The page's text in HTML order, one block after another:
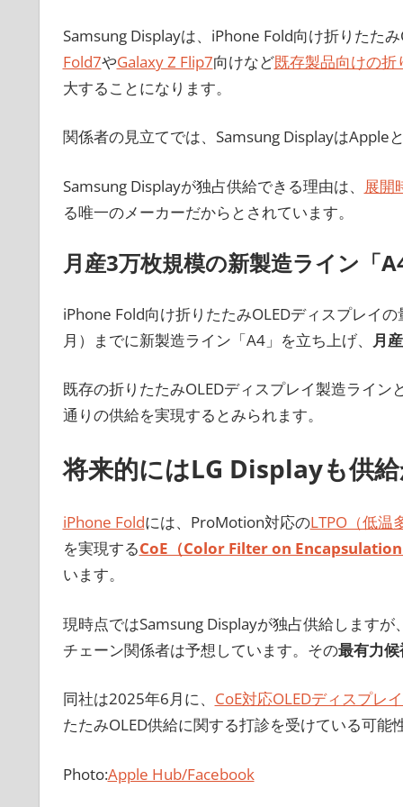
Samsung Displayは、iPhone Fold向け折りたた
Fold7やGalaxy Z Flip7向けなど既存製品向けの折
大することになります。
関係者の見立てでは、Samsung DisplayはApple
Samsung Displayが独占供給できる理由は、
展開
る唯一のメーカーだからとされています。
月産3万枚規模の新製造ライン「
iPhone Fold向け折りたたみOLEDディスプレイ
月）までに新製造ライン「A4」を立ち上げ、
月
既存の折りたたみOLEDディスプレイ製造ライ
通りの供給を実現するとみられます。
将来的にはLG Displayも供
iPhone Foldには、ProMotion対応のLTPO（低温
を実現するCoE（Color Filter on Encapsulation
います。
現時点ではSamsung Displayが独占供給しますが
チェーン関係者は予想しています。その最有力
同社は2025年6月に、 CoE対応OLEDディスプレ
たたみOLED供給に関する打診を受けている可能
Photo:Apple Hub/Facebook